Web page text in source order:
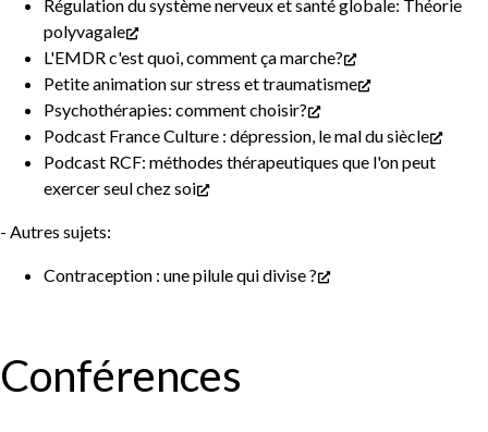
Régulation du système nerveux et santé globale: Théorie
polyvagale
L'EMDR c'est quoi, comment ça marche?
Petite animation sur stress et traumatisme
Psychothérapies: comment choisir?
Podcast France Culture : dépression, le mal du siècle
Podcast RCF: méthodes thérapeutiques que l'on peut
exercer seul chez soi
- Autres sujets:
Contraception : une pilule qui divise ?
Conférences